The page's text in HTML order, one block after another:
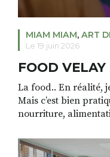
MIAM MIAM, ART
Le 19 juin 2026
FOOD VELAY
La food.. En réalité,
Mais c’est bien
nourriture,
petit jeu de mot. On
concept au